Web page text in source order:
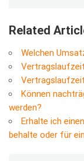
Related
Welchen
Können
werden?
Erhalte ich
behalte oder für